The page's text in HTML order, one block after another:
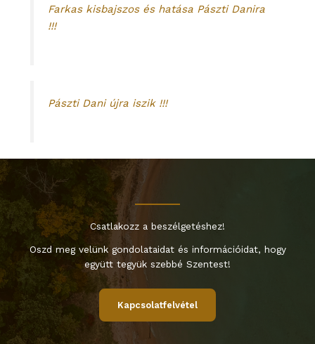
Farkas kisbajszos és hatása Pászti Danira
!!!
Pászti Dani újra iszik !!!
Csatlakozz a beszélgetéshez!
Oszd meg velünk gondolataidat és információidat, hogy
együtt tegyük szebbé Szentest!
Kapcsolatfelvétel